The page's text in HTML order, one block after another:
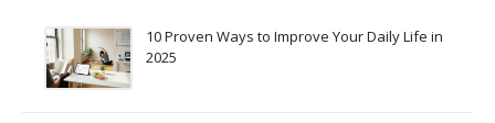
10 Proven Ways to Improve Your Daily Life in
2025